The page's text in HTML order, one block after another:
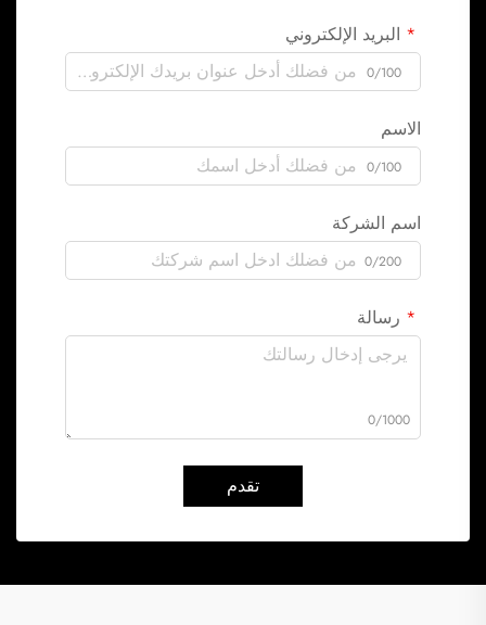
البريد الإلكتروني
0/100
الاسم
0/100
اسم الشركة
0/200
رسالة
0/1000
تقدم